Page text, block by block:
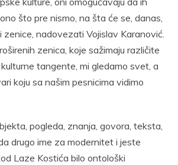
što pre nismo, na šta će se, danas,
zenice, nadovezati Vojislav Karanović.
zenica, koje sažimaju različite
tangente, mi gledamo svet, a
koju sa našim pesnicima vidimo
pogleda, znanja, govora, teksta,
drugo ime za modernitet i jeste
Laze Kostića bilo ontološki